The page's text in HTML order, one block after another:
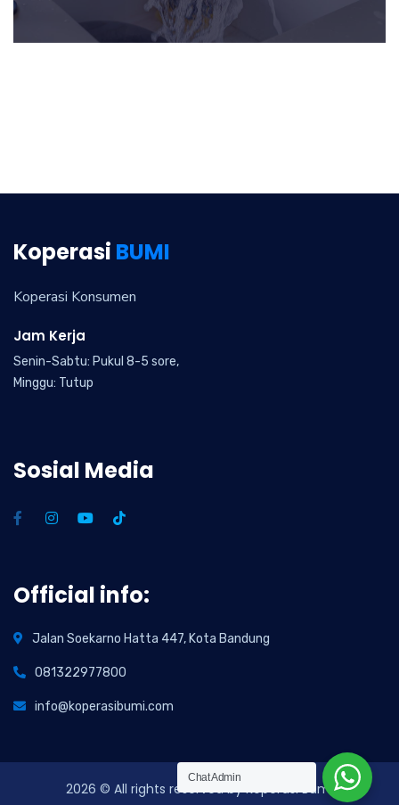
Koperasi BUMI
Koperasi Konsumen
Jam Kerja
Senin-Sabtu: Pukul 8-5 sore,
Minggu: Tutup
Sosial Media
Official info:
Jalan Soekarno Hatta 447, Kota Bandung
081322977800
info@koperasibumi.com
2026 © All rights reserved by Koperasi Bumi
Chat Admin